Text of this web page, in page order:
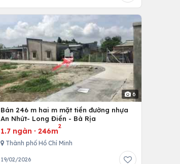
6
Bán 246 m hai m mặt tiền đường nhựa
An Nhứt- Long Điền - Bà Rịa
1.7 ngàn · 246m
2
Thành phố Hồ Chí Minh
19/02/2026